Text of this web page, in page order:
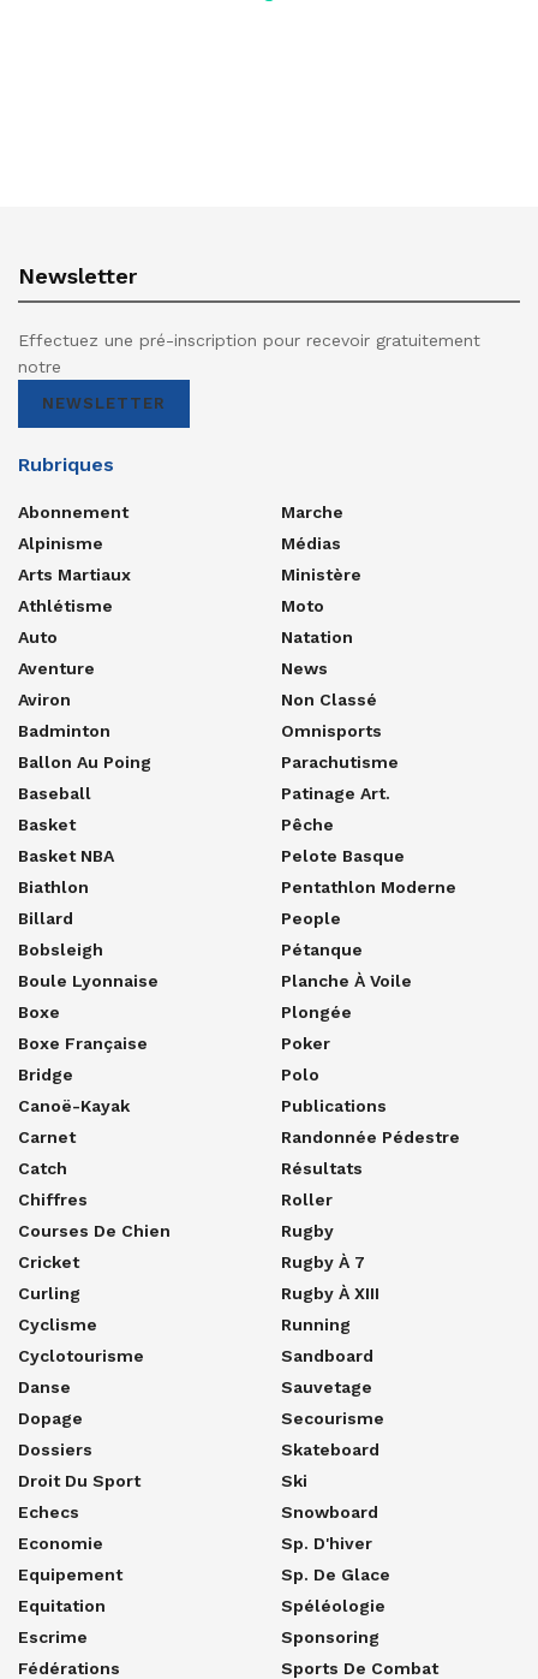
Newsletter
Effectuez une pré-inscription pour recevoir gratuitement
notre
NEWSLETTER
Rubriques
Abonnement
Alpinisme
Arts Martiaux
Athlétisme
Auto
Aventure
Aviron
Badminton
Ballon Au Poing
Baseball
Basket
Basket NBA
Biathlon
Billard
Bobsleigh
Boule Lyonnaise
Boxe
Boxe Française
Bridge
Canoë-Kayak
Carnet
Catch
Chiffres
Courses De Chien
Cricket
Curling
Cyclisme
Cyclotourisme
Danse
Dopage
Dossiers
Droit Du Sport
Echecs
Economie
Equipement
Equitation
Escrime
Fédérations
Marche
Médias
Ministère
Moto
Natation
News
Non Classé
Omnisports
Parachutisme
Patinage Art.
Pêche
Pelote Basque
Pentathlon Moderne
People
Pétanque
Planche À Voile
Plongée
Poker
Polo
Publications
Randonnée Pédestre
Résultats
Roller
Rugby
Rugby À 7
Rugby À XIII
Running
Sandboard
Sauvetage
Secourisme
Skateboard
Ski
Snowboard
Sp. D'hiver
Sp. De Glace
Spéléologie
Sponsoring
Sports De Combat